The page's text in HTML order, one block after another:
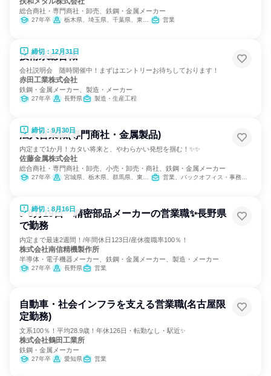
総合商社・専門商社・卸売、鉄鋼・金属メーカー
27年卒 栃木県、埼玉県、千葉県、東京都、大阪府 営業
締切：12月31日
技術系総合職
会社説明会 随時開催中！まずはエントリーお待ちしております！
赤田工業株式会社
鉄鋼・金属メーカー、製造・メーカー
27年卒 長野県 製造・生産工程
締切：9月30日
法人営業職(専門商社・金属製品)
内定まで1か月！カタい将来と、やわらかい発想を掴む！✨✨
佐藤金属株式会社
総合商社・専門商社・卸売、小売・卸売・商社、鉄鋼・金属メーカー
27年卒 宮城県、栃木県、群馬県、東京都、神奈川県、静岡県、愛知県、大阪府、福岡県 営業、バックオフィス・事務・受付
締切：8月16日
✅8月19日 精密部品メーカーの営業職✨長野県
で勤務
内定まで最速2週間！/年間休日123日/産休復職率100％！
株式会社南信精機製作所
半導体・電子機器メーカー、鉄鋼・金属メーカー、製造・メーカー
27年卒 長野県 営業
自動車・社会インフラを支える営業職(名古屋限
定勤務)
文系100％！平均28.9歳！年休126日・転勤なし・駅近✨
株式会社鶴田工業所
鉄鋼・金属メーカー
27年卒 愛知県 営業